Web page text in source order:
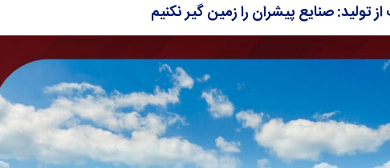
تولید: صنایع پیشران را زمین گیر نکنیم